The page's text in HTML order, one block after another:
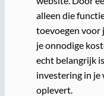
alleen die
toevoegen voor
je onnodige
echt belangrijk
investering in
oplevert.